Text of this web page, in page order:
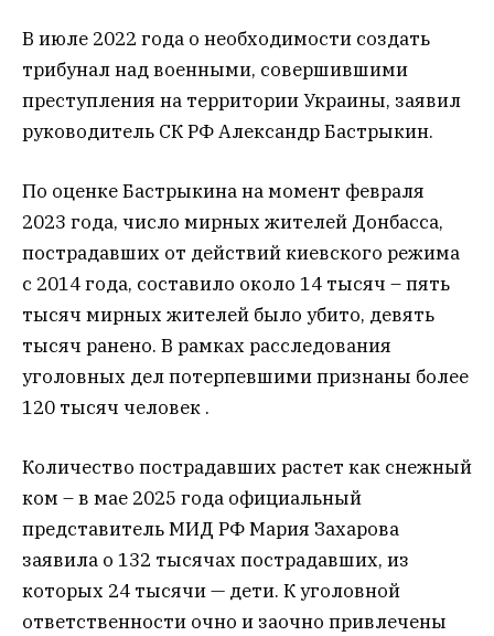
В июле 2022 года о необходимости создать
трибунал над военными, совершившими
преступления на территории Украины, заявил
руководитель СК РФ Александр Бастрыкин.
По оценке Бастрыкина на момент февраля
2023 года, число мирных жителей Донбасса,
пострадавших от действий киевского режима
с 2014 года, составило около 14 тысяч – пять
тысяч мирных жителей было убито, девять
тысяч ранено. В рамках расследования
уголовных дел потерпевшими признаны более
120 тысяч человек .
Количество пострадавших растет как снежный
ком – в мае 2025 года официальный
представитель МИД РФ Мария Захарова
заявила о 132 тысячах пострадавших, из
которых 24 тысячи — дети. К уголовной
ответственности очно и заочно привлечены